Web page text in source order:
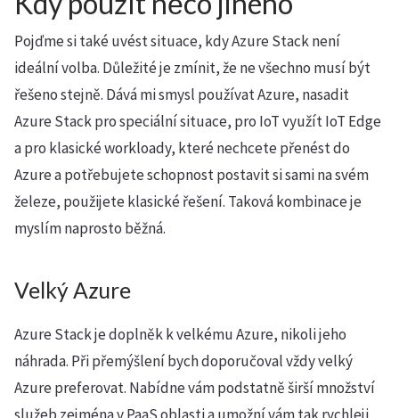
Pojďme si také uvést situace, kdy Azure Stack není
ideální volba. Důležité je zmínit, že ne všechno musí být
řešeno stejně. Dává mi smysl používat Azure, nasadit
Azure Stack pro speciální situace, pro IoT využít IoT Edge
a pro klasické workloady, které nechcete přenést do
Azure a potřebujete schopnost postavit si sami na svém
železe, použijete klasické řešení. Taková kombinace je
myslím naprosto běžná.
Velký Azure
Azure Stack je doplněk k velkému Azure, nikoli jeho
náhrada. Při přemýšlení bych doporučoval vždy velký
Azure preferovat. Nabídne vám podstatně širší množství